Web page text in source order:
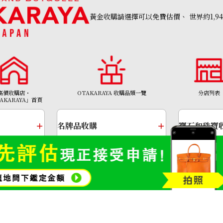
onyx dial ring
參考回收價
黃金收購請選擇可以免費估價、 世界約
價收購店・
」首頁
OTAKARAYA 收購品類一覽 分店列表
金幣及銀幣
名牌品收購 寶石和珠寶